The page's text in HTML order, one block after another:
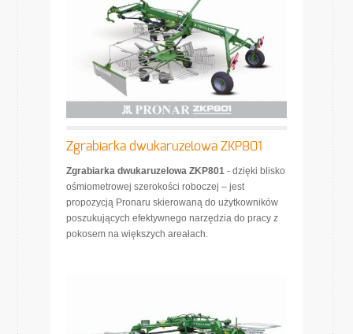
Zgrabiarka dwukaruzelowa ZKP801
Zgrabiarka dwukaruzelowa ZKP801 - dzięki blisko
ośmiometrowej szerokości roboczej – jest
propozycją Pronaru skierowaną do użytkowników
poszukujących efektywnego narzędzia do pracy z
pokosem na większych areałach.